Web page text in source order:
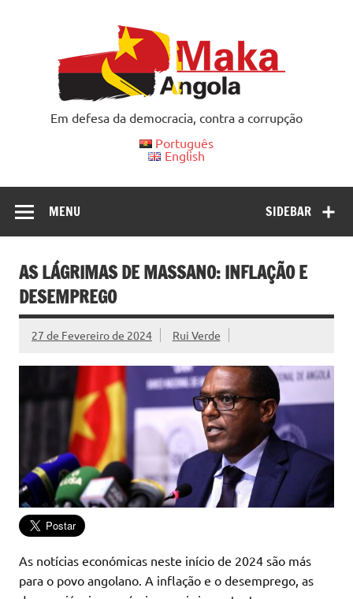
Em defesa da democracia, contra a corrupção
Português
English
SIDEBAR
MENU
AS LÁGRIMAS DE MASSANO: INFLAÇÃO E
DESEMPREGO
27 de Fevereiro de 2024 Rui Verde
As notícias económicas neste início de 2024 são más
para o povo angolano. A inflação e o desemprego, as